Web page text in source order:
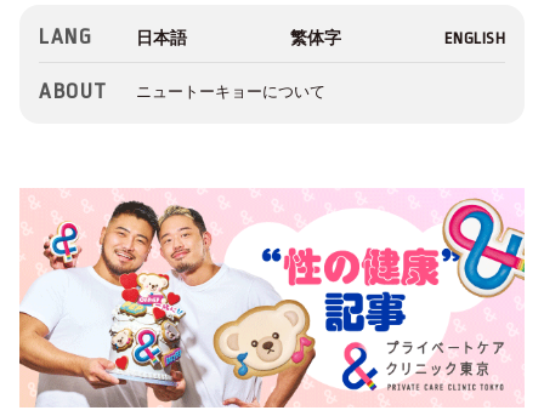
LANG
ABOUT ニュートーキョーについて